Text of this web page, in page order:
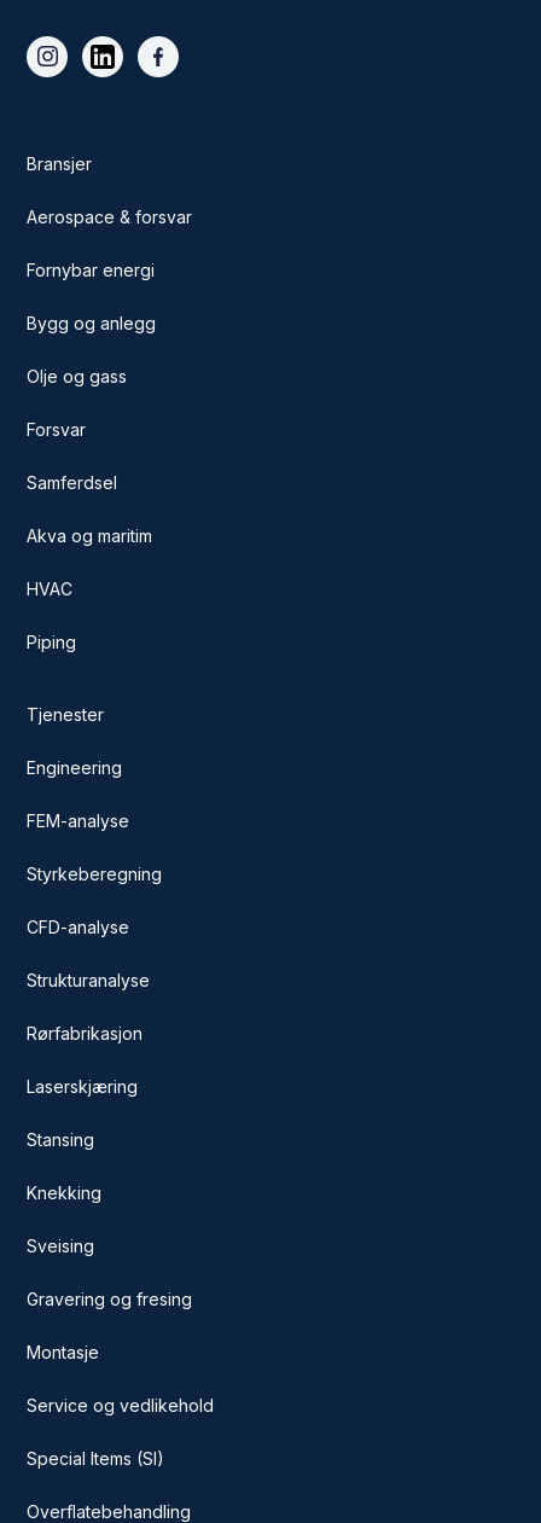
Bransjer
Aerospace & forsvar
Fornybar energi
Bygg og anlegg
Olje og gass
Forsvar
Samferdsel
Akva og maritim
HVAC
Piping
Tjenester
Engineering
FEM-analyse
Styrkeberegning
CFD-analyse
Strukturanalyse
Rørfabrikasjon
Laserskjæring
Stansing
Knekking
Sveising
Gravering og fresing
Montasje
Service og vedlikehold
Special Items (SI)
Overflatebehandling